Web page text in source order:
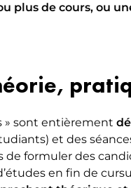
plus de cours, ou
» sont entièrement
et des
formuler des
en fin de